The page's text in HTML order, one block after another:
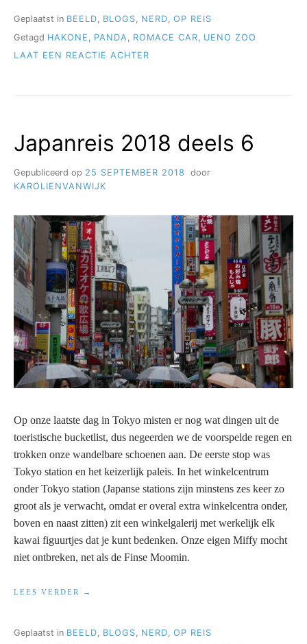
Geplaatst in BEELD, BLOGS, NERD, OP REIS
Getagd HAKONE PANDA ROMACE CAR
UENO ZOO
LAAT EEN REACTIE ACHTER
Japanreis 2018 deels 6
Gepubliceerd op 25 SEPTEMBER 2018
door
KAROLIENVANWIJK
Op onze laatste dag in Tokyo misten er nog wat dingen uit de
toeristische bucketlist, dus negeerden we de voorspelde regen en
trokken onze wandelbare schoenen aan. De eerste stop was
Tokyo station en het keizerlijk paleis. In het winkelcentrum
onder Tokyo station (Japanse stations zijn minstens zes keer zo
groot als je verwacht, omdat er overal extra winkelcentra onder,
boven en naast zitten) zit een winkelgalerij met werkelijk elk
kawai figuurtjes dat je kunt bedenken. Onze eigen Miffy mocht
niet ontbreken, net als de Finse Moomin.
LEES VERDER
“JAPANREIS
Geplaatst in BEELD BLOGS NERD OP REIS